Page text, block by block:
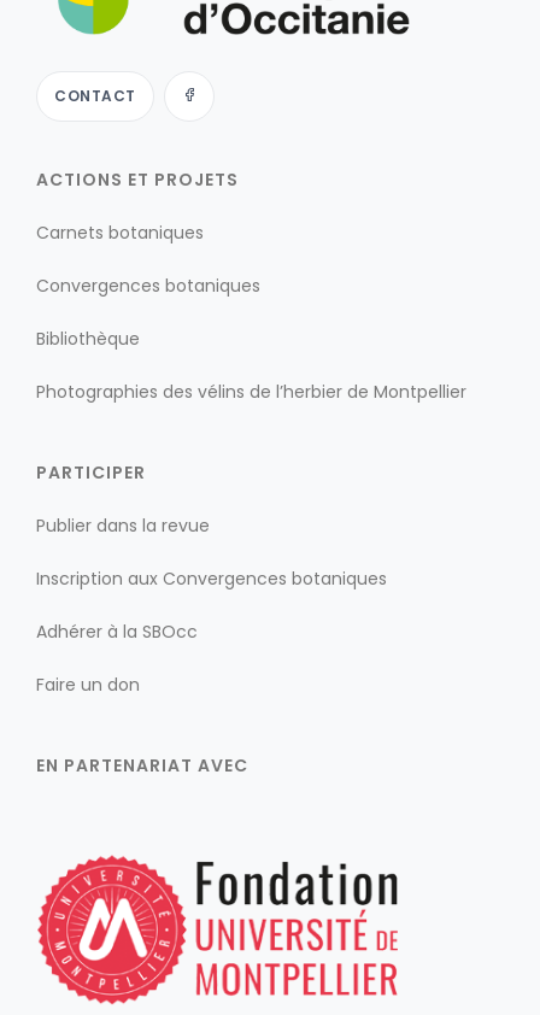
CONTACT
ACTIONS ET PROJETS
Carnets botaniques
Convergences botaniques
Bibliothèque
Photographies des vélins de l’herbier de Montpellier
PARTICIPER
Publier dans la revue
Inscription aux Convergences botaniques
Adhérer à la SBOcc
Faire un don
EN PARTENARIAT AVEC